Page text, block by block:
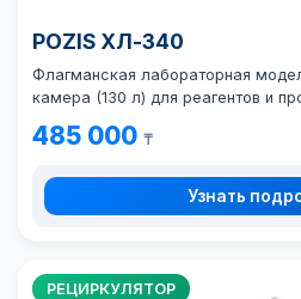
POZIS ХЛ-340
Флагманская лабораторная
камера (130 л) для реагентов и
485 000 ₸
Узнать
РЕЦИРКУЛЯТОР